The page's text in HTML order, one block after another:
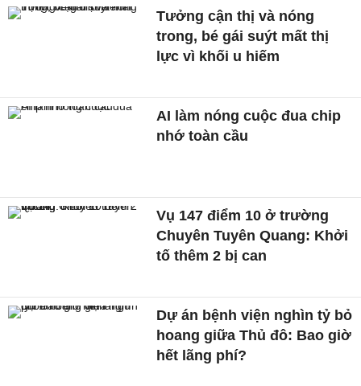
Tưởng cận thị và nóng
trong, bé gái suýt mất thị
lực vì khối u hiếm
AI làm nóng cuộc đua chip
nhớ toàn cầu
Vụ 147 điểm 10 ở trường
Chuyên Tuyên Quang: Khởi
tố thêm 2 bị can
Dự án bệnh viện nghìn tỷ bỏ
hoang giữa Thủ đô: Bao giờ
hết lãng phí?